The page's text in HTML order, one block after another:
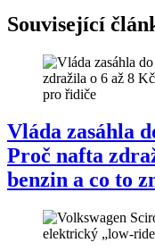
Související
Vláda zasáhla
Proč nafta
benzin a co to